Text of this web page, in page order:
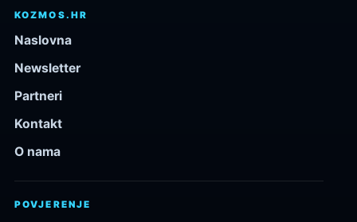
KOZMOS.HR
Naslovna
Newsletter
Partneri
Kontakt
O nama
POVJERENJE